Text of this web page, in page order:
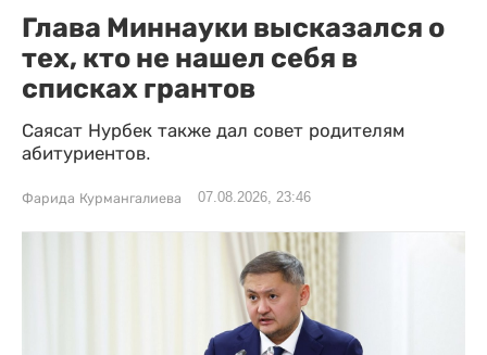
Глава Миннауки высказался о
тех, кто не нашел себя в
списках грантов
Саясат Нурбек также дал совет родителям
абитуриентов.
Фарида Курмангалиева 07.08.2026, 23:46